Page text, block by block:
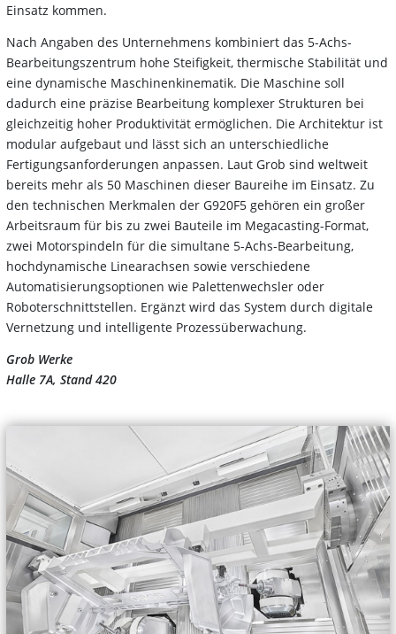
Einsatz kommen.
Nach Angaben des Unternehmens kombiniert das 5-Achs-
Bearbeitungszentrum hohe Steifigkeit, thermische Stabilität und
eine dynamische Maschinenkinematik. Die Maschine soll
dadurch eine präzise Bearbeitung komplexer Strukturen bei
gleichzeitig hoher Produktivität ermöglichen. Die Architektur ist
modular aufgebaut und lässt sich an unterschiedliche
Fertigungsanforderungen anpassen. Laut Grob sind weltweit
bereits mehr als 50 Maschinen dieser Baureihe im Einsatz. Zu
den technischen Merkmalen der G920F5 gehören ein großer
Arbeitsraum für bis zu zwei Bauteile im Megacasting-Format,
zwei Motorspindeln für die simultane 5-Achs-Bearbeitung,
hochdynamische Linearachsen sowie verschiedene
Automatisierungsoptionen wie Palettenwechsler oder
Roboterschnittstellen. Ergänzt wird das System durch digitale
Vernetzung und intelligente Prozessüberwachung.
Grob Werke
Halle 7A, Stand 420